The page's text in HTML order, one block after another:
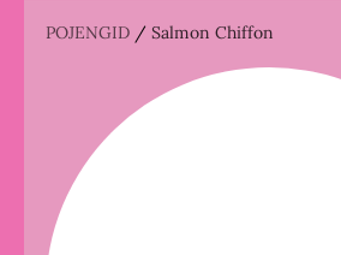
POJENGID / Salmon Chiffon